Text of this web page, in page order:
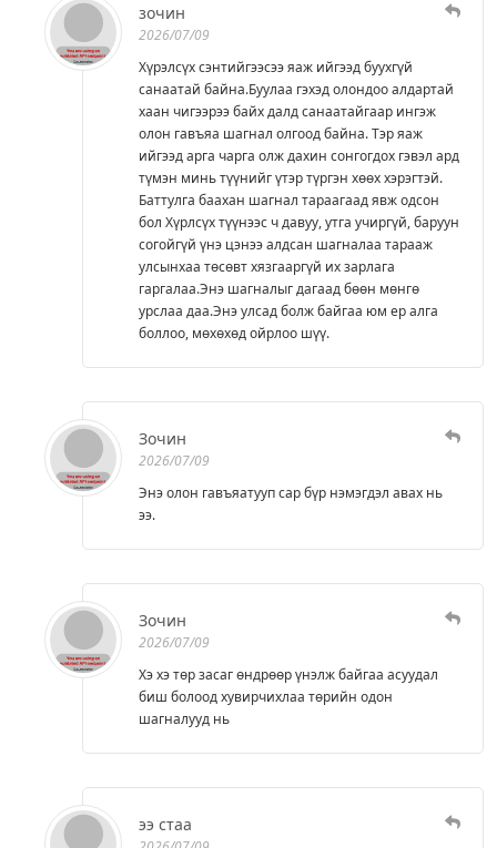
зочин
2026/07/09
Хүрэлсүх сэнтийгээсээ яаж ийгээд буухгүй
санаатай байна.Буулаа гэхэд олондоо алдартай
хаан чигээрээ байх далд санаатайгаар ингэж
олон гавъяа шагнал олгоод байна. Тэр яаж
ийгээд арга чарга олж дахин сонгогдох гэвэл ард
түмэн минь түүнийг үтэр түргэн хөөх хэрэгтэй.
Баттулга баахан шагнал тараагаад явж одсон
бол Хүрлсүх түүнээс ч давуу, утга учиргүй, баруун
согойгүй үнэ цэнээ алдсан шагналаа тарааж
улсынхаа төсөвт хязгааргүй их зарлага
гаргалаа.Энэ шагналыг дагаад бөөн мөнгө
урслаа даа.Энэ улсад болж байгаа юм ер алга
боллоо, мөхөхөд ойрлоо шүү.
Зочин
2026/07/09
Энэ олон гавъяатууп сар бүр нэмэгдэл авах нь
ээ.
Зочин
2026/07/09
Хэ хэ төр засаг өндрөөр үнэлж байгаа асуудал
биш болоод хувирчихлаа төрийн одон
шагналууд нь
ээ стаа